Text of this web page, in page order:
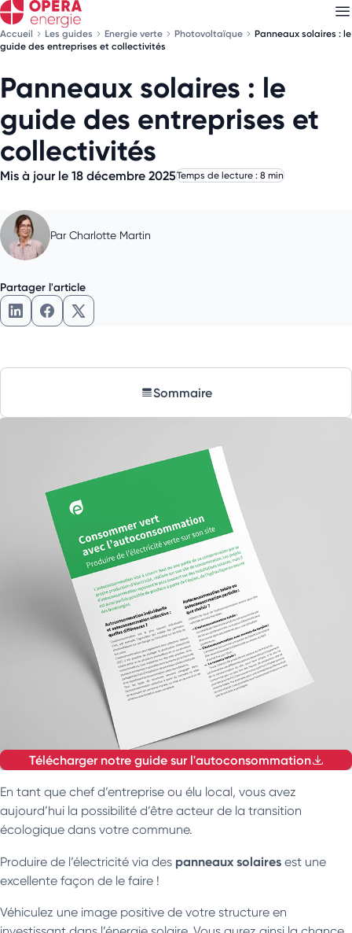
Accueil Les guides Energie verte Photovoltaïque
Panneaux solaires : le
guide des entreprises et collectivités
Panneaux solaires : le
guide des entreprises et
collectivités
Mis à jour le 18 décembre 2025Temps de lecture : 8 min
Par Charlotte Martin
Partager l'article
Partager l'article sur LinkedIn
Partager l'article sur Facebook
Partager l'article sur X
Sommaire
Télécharger notre guide sur l'autoconsommation
En tant que chef d’entreprise ou élu local, vous avez
aujourd’hui la possibilité d’être acteur de la transition
écologique dans votre commune.
Produire de l’électricité via des panneaux solaires est une
excellente façon de le faire !
Véhiculez une image positive de votre structure en
Découvrez nosnewsletters
Choisissez les newsletters qui vous intéressent